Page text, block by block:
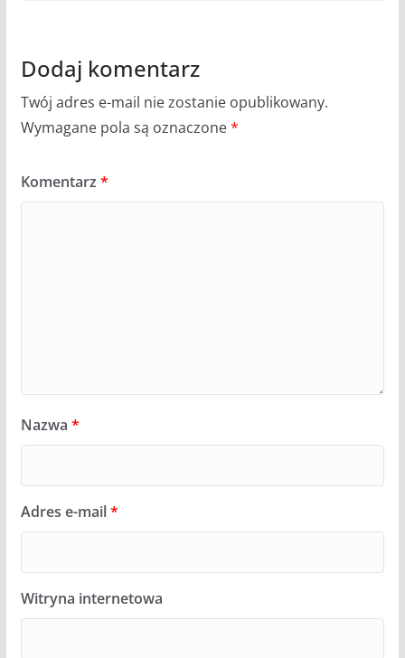
Dodaj komentarz
Twój adres e-mail nie zostanie opublikowany.
Wymagane pola są oznaczone*
Komentarz *
Nazwa *
Adres e-mail*
Witryna internetowa